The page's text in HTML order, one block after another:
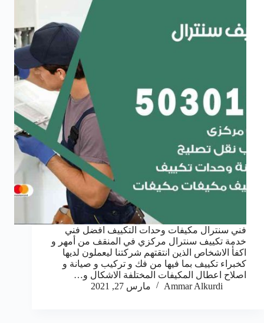
فني سنترال مكيفات وحدات التكييف افضل فني
خدمة تكييف سنترال مركزي في المنقف من أمهر و
اكفأ الاشخاص الذين انتقتهم شركتنا ليعملون لديها
كخبراء تكييف بما فيها من فك و تركيب و صيانة و
اصلاح اعطال المكيفات المختلفة الاشكال و…
Ammar Alkurdi
مارس 27, 2021